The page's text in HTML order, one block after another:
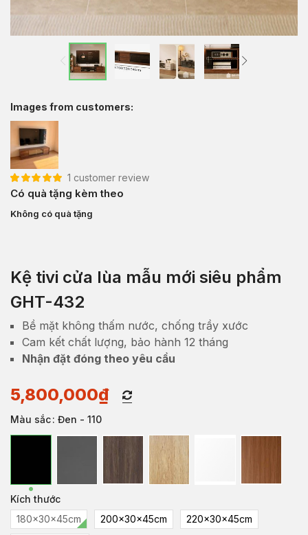
Images from customers:
5.00
trên 5 dựa
trên
1
đánh giá
1 customer review
Có quà tặng kèm theo
Không có quà tặng
Kệ tivi cửa lùa mẫu mới siêu phẩm
GHT-432
Bề mặt không thấm nước, chống trầy xước
Cam kết chất lượng, bảo hành 12 tháng
Nhận đặt đóng theo yêu cầu
5,800,000₫
Màu sắc: Đen - 110
Kích thước
180x30x45cm
200x30x45cm 220x30x45cm